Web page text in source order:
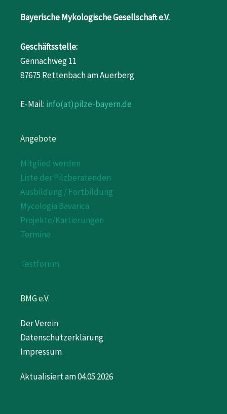
Bayerische Mykologische Gesellschaft e.V.
Geschäftsstelle:
Gennachweg 11
87675 Rettenbach am Auerberg
E-Mail: info(at)pilze-bayern.de
Angebote
Mitglied werden
Liste der Pilzberatenden
Ausbildung / Fortbildung
Mycologia Bavarica
Projekte/Kartierungen
Termine
Testforum
BMG e.V.
Der Verein
Datenschutzerklärung
Impressum
Aktualisiert am 04.05.2026